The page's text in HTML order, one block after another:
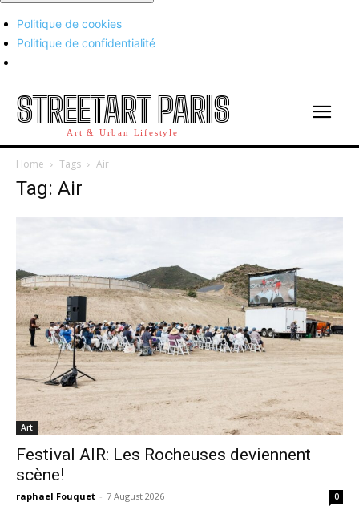
Politique de cookies
Politique de confidentialité
STREETART PARIS
Art & Urban Lifestyle
Home Tags Air
Tag: Air
Art
Festival AIR: Les Rocheuses deviennent
scène!
raphael Fouquet - 7 August 2026 0